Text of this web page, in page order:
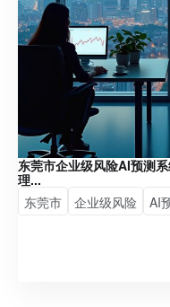
东莞市企业级风险AI预测
理...
东莞市
企业级风险 AI